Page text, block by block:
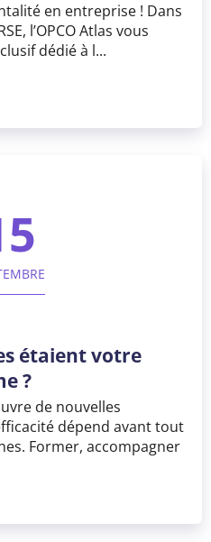
en entreprise ! Dans
l’OPCO Atlas vous
dédié à l...
étaient votre
?
de nouvelles
dépend avant tout
Former, accompagner